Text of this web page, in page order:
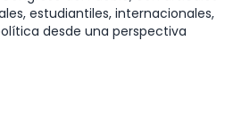
estudiantiles, internacionales,
desde una perspectiva